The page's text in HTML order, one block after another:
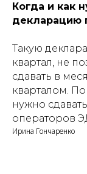
Когда и как
декларацию
Такую
квартал, не
сдавать в
кварталом.
нужно
операторов
Ирина Гончаренко